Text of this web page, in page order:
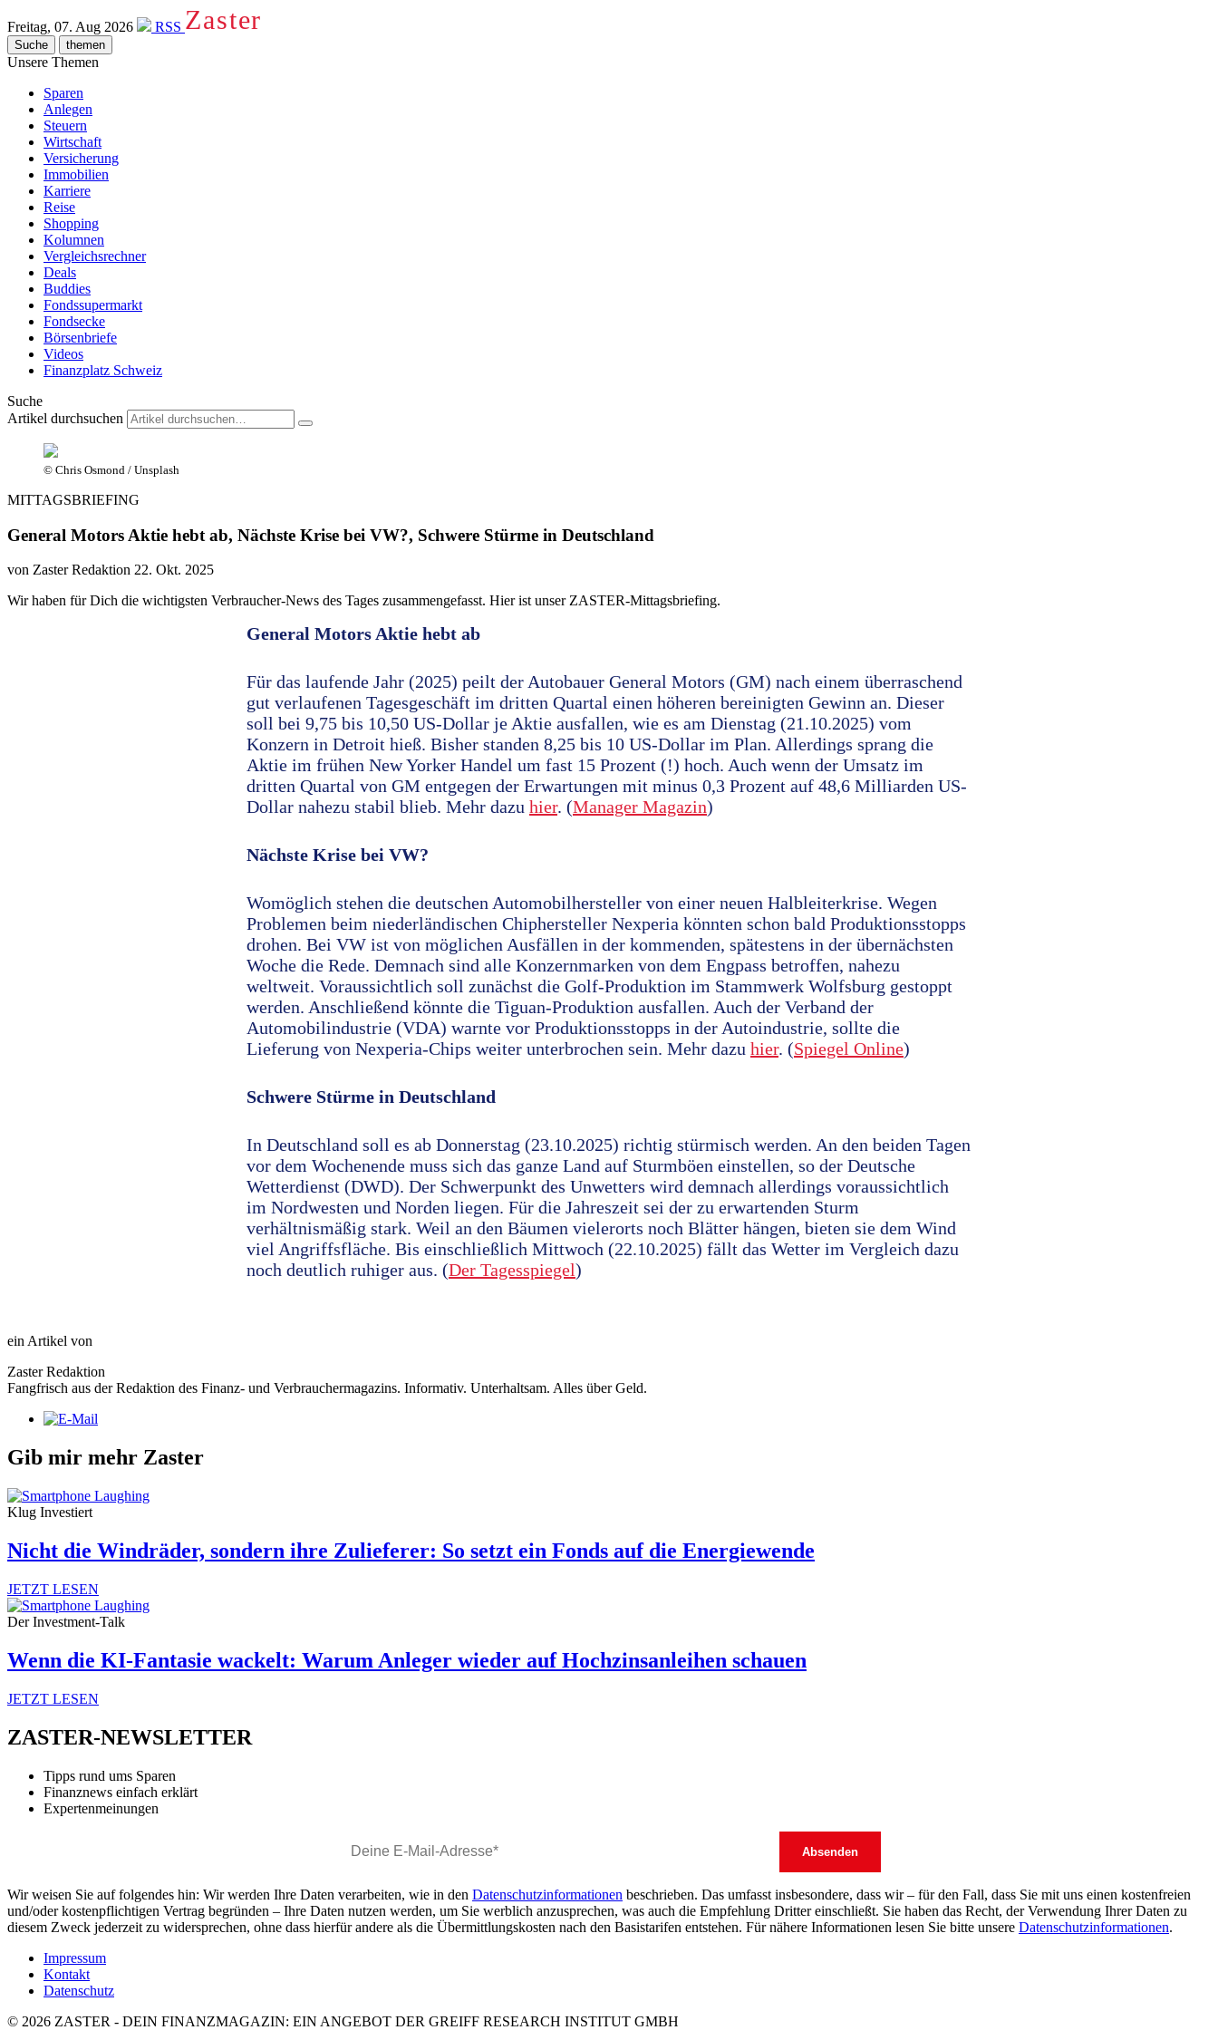
Freitag, 07. Aug 2026 RSS Zaster
Suche themen
Unsere Themen
Sparen
Anlegen
Steuern
Wirtschaft
Versicherung
Immobilien
Karriere
Reise
Shopping
Kolumnen
Vergleichsrechner
Deals
Buddies
Fondssupermarkt
Fondsecke
Börsenbriefe
Videos
Finanzplatz Schweiz
Suche
Artikel durchsuchen
© Chris Osmond / Unsplash
MITTAGSBRIEFING
General Motors Aktie hebt ab, Nächste Krise bei VW?, Schwere Stürme in Deutschland
von Zaster Redaktion 22. Okt. 2025
Wir haben für Dich die wichtigsten Verbraucher-News des Tages zusammengefasst. Hier ist unser ZASTER-Mittagsbriefing.
General Motors Aktie hebt ab
Für das laufende Jahr (2025) peilt der Autobauer General Motors (GM) nach einem überraschend
gut verlaufenen Tagesgeschäft im dritten Quartal einen höheren bereinigten Gewinn an. Dieser
soll bei 9,75 bis 10,50 US-Dollar je Aktie ausfallen, wie es am Dienstag (21.10.2025) vom
Konzern in Detroit hieß. Bisher standen 8,25 bis 10 US-Dollar im Plan. Allerdings sprang die
Aktie im frühen New Yorker Handel um fast 15 Prozent (!) hoch. Auch wenn der Umsatz im
dritten Quartal von GM entgegen der Erwartungen mit minus 0,3 Prozent auf 48,6 Milliarden US-
Dollar nahezu stabil blieb. Mehr dazu hier. (Manager Magazin)
Nächste Krise bei VW?
Womöglich stehen die deutschen Automobilhersteller von einer neuen Halbleiterkrise. Wegen
Problemen beim niederländischen Chiphersteller Nexperia könnten schon bald Produktionsstopps
drohen. Bei VW ist von möglichen Ausfällen in der kommenden, spätestens in der übernächsten
Woche die Rede. Demnach sind alle Konzernmarken von dem Engpass betroffen, nahezu
weltweit. Voraussichtlich soll zunächst die Golf-Produktion im Stammwerk Wolfsburg gestoppt
werden. Anschließend könnte die Tiguan-Produktion ausfallen. Auch der Verband der
Automobilindustrie (VDA) warnte vor Produktionsstopps in der Autoindustrie, sollte die
Lieferung von Nexperia-Chips weiter unterbrochen sein. Mehr dazu hier. (Spiegel Online)
Schwere Stürme in Deutschland
In Deutschland soll es ab Donnerstag (23.10.2025) richtig stürmisch werden. An den beiden Tagen
vor dem Wochenende muss sich das ganze Land auf Sturmböen einstellen, so der Deutsche
Wetterdienst (DWD). Der Schwerpunkt des Unwetters wird demnach allerdings voraussichtlich
im Nordwesten und Norden liegen. Für die Jahreszeit sei der zu erwartenden Sturm
verhältnismäßig stark. Weil an den Bäumen vielerorts noch Blätter hängen, bieten sie dem Wind
viel Angriffsfläche. Bis einschließlich Mittwoch (22.10.2025) fällt das Wetter im Vergleich dazu
noch deutlich ruhiger aus. (Der Tagesspiegel)
ein Artikel von
Zaster Redaktion
Fangfrisch aus der Redaktion des Finanz- und Verbrauchermagazins. Informativ. Unterhaltsam. Alles über Geld.
Gib mir mehr Zaster
Klug Investiert
Nicht die Windräder, sondern ihre Zulieferer: So setzt ein Fonds auf die Energiewende
JETZT LESEN
Der Investment-Talk
Wenn die KI-Fantasie wackelt: Warum Anleger wieder auf Hochzinsanleihen schauen
JETZT LESEN
ZASTER-NEWSLETTER
Tipps rund ums Sparen
Finanznews einfach erklärt
Expertenmeinungen
Wir weisen Sie auf folgendes hin: Wir werden Ihre Daten verarbeiten, wie in den Datenschutzinformationen beschrieben. Das umfasst insbesondere, dass wir – für den Fall, dass Sie mit uns einen kostenfreien
und/oder kostenpflichtigen Vertrag begründen – Ihre Daten nutzen werden, um Sie werblich anzusprechen, was auch die Empfehlung Dritter einschließt. Sie haben das Recht, der Verwendung Ihrer Daten zu
diesem Zweck jederzeit zu widersprechen, ohne dass hierfür andere als die Übermittlungskosten nach den Basistarifen entstehen. Für nähere Informationen lesen Sie bitte unsere Datenschutzinformationen.
Impressum
Kontakt
Datenschutz
© 2026 ZASTER - DEIN FINANZMAGAZIN: EIN ANGEBOT DER GREIFF RESEARCH INSTITUT GMBH